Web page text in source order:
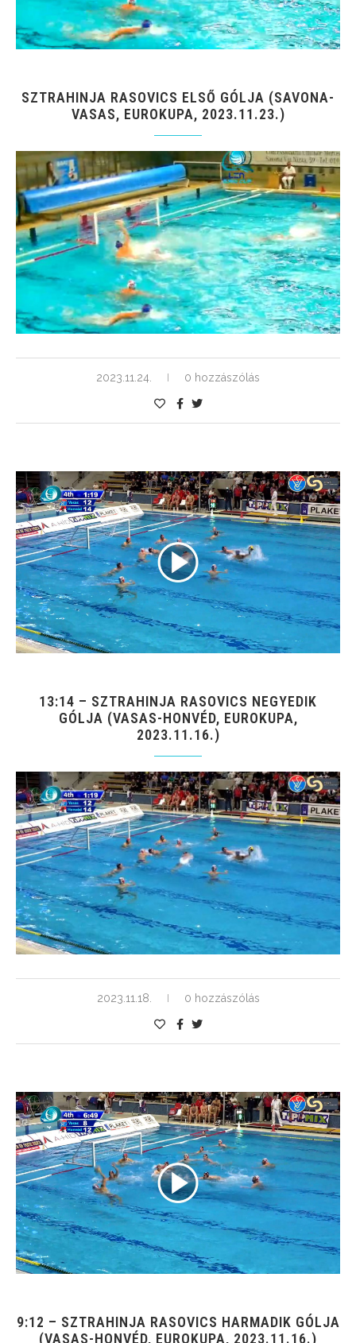
SZTRAHINJA RASOVICS ELSŐ GÓLJA (SAVONA-
VASAS, EUROKUPA, 2023.11.23.)
2023.11.24. 0 hozzászólás
13:14 – SZTRAHINJA RASOVICS NEGYEDIK
GÓLJA (VASAS-HONVÉD, EUROKUPA,
2023.11.16.)
2023.11.18. 0 hozzászólás
9:12 – SZTRAHINJA RASOVICS HARMADIK GÓLJA
(VASAS-HONVÉD, EUROKUPA, 2023.11.16.)